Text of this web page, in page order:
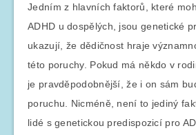
Jedním z hlavních faktorů, které
ADHD u dospělých, jsou genetické
ukazují, že dědičnost hraje
této poruchy. Pokud má někdo v
je pravděpodobnější, že i on sám
poruchu. Nicméně, není to jediný
lidé s genetickou predispozicí pro